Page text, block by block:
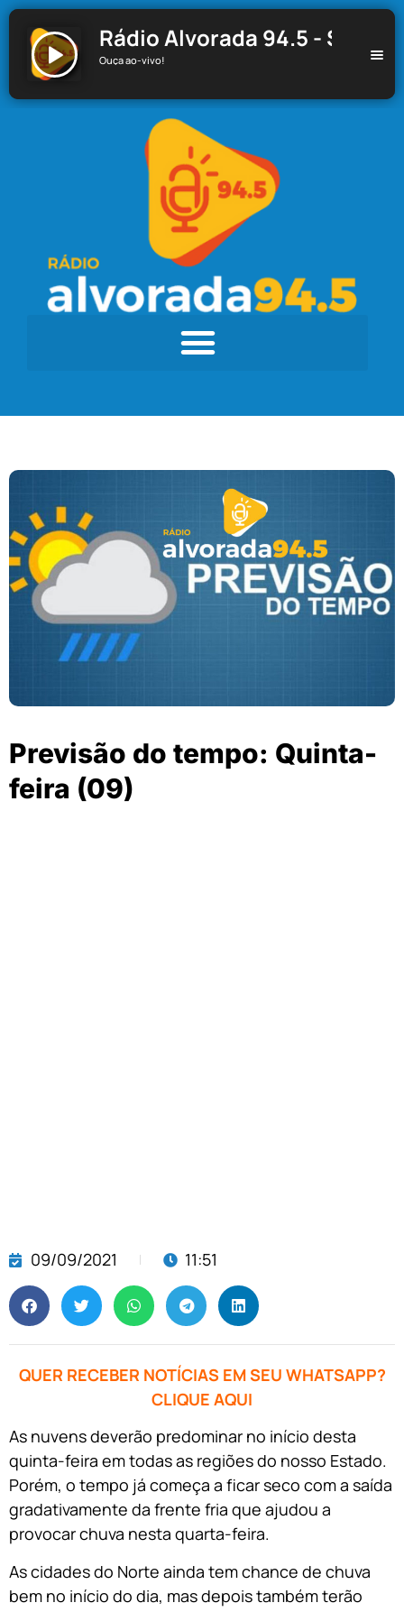
Rádio Alvorada 94.5 - Santa
Ouça ao-vivo!
Previsão do tempo: Quinta-
feira (09)
09/09/2021 11:51
QUER RECEBER NOTÍCIAS EM SEU WHATSAPP?
CLIQUE AQUI
As nuvens deverão predominar no início desta
quinta-feira em todas as regiões do nosso Estado.
Porém, o tempo já começa a ficar seco com a saída
gradativamente da frente fria que ajudou a
provocar chuva nesta quarta-feira.
As cidades do Norte ainda tem chance de chuva
bem no início do dia, mas depois também terão